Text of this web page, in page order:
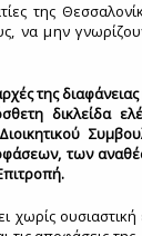
της
να μην
της
δικλείδα
των
χωρίς